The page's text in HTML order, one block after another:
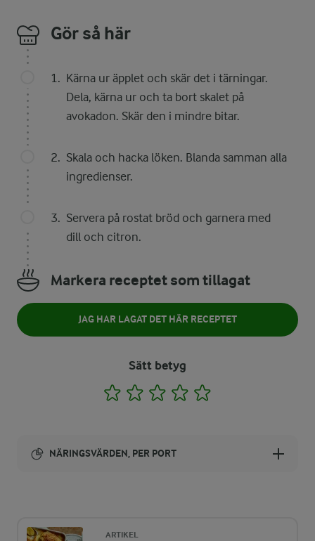
Gör så här
Kärna ur äpplet och skär det i tärningar.
Dela, kärna ur och ta bort skalet på
avokadon. Skär den i mindre bitar.
Skala och hacka löken. Blanda samman alla
ingredienser.
Servera på rostat bröd och garnera med
dill och citron.
Markera receptet som tillagat
JAG HAR LAGAT DET HÄR RECEPTET
Sätt betyg
1 2 3 4
NÄRINGSVÄRDEN, PER PORT
ARTIKEL